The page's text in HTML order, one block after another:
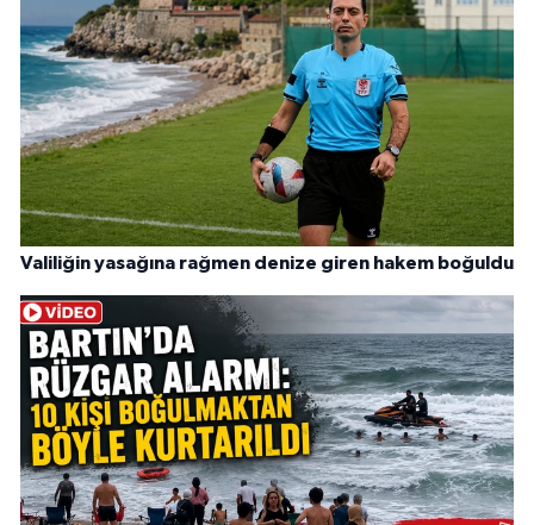
Valiliğin yasağına rağmen denize giren hakem boğuldu